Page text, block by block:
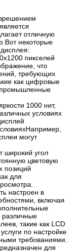
отличную
некоторые
пикселей
что
требующих
как цифровые
промышленные
1000 нит,
условиях
могут
широкий угол
цветовую
позиций
для
настроен в
включая
различные
такие как LCD
по настройке
требованиями.
для